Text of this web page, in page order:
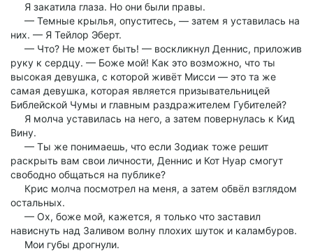
Я закатила глаза. Но они были правы.
— Темные крылья, опуститесь, — затем я уставилась на
них. — Я Тейлор Эберт.
— Что? Не может быть! — воскликнул Деннис, приложив
руку к сердцу. — Боже мой! Как это возможно, что ты
высокая девушка, с которой живёт Мисси — это та же
самая девушка, которая является призывательницей
Библейской Чумы и главным раздражителем Губителей?
Я молча уставилась на него, а затем повернулась к Кид
Вину.
— Ты же понимаешь, что если Зодиак тоже решит
раскрыть вам свои личности, Деннис и Кот Нуар смогут
свободно общаться на публике?
Крис молча посмотрел на меня, а затем обвёл взглядом
остальных.
— Ох, боже мой, кажется, я только что заставил
нависнуть над Заливом волну плохих шуток и каламбуров.
Мои губы дрогнули.